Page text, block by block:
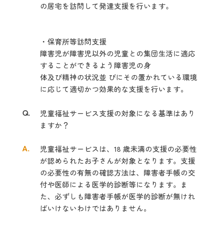
の居宅を訪問して発達支援を行います。
・保育所等訪問支援
障害児が障害児以外の児童との集団生活に適応
することができるよう障害児の身
体及び精神の状況並 びにその置かれている環境
に応じて適切かつ効果的な支援を行います。
Q.
児童福祉サービス支援の対象になる基準はあり
ますか？
A.
児童福祉サービスは、18 歳未満の支援の必要性
が認められたお子さんが対象となります。支援
の必要性の有無の確認方法は、障害者手帳の交
付や医師による医学的診断等になります。ま
た、必ずしも障害者手帳が医学的診断が無けれ
ばいけないわけではありません。